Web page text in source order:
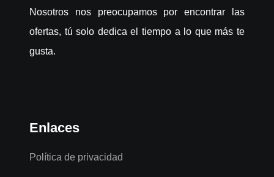
Nosotros nos preocupamos por encontrar las
ofertas, tú solo dedica el tiempo a lo que más te
gusta.
Enlaces
Política de privacidad